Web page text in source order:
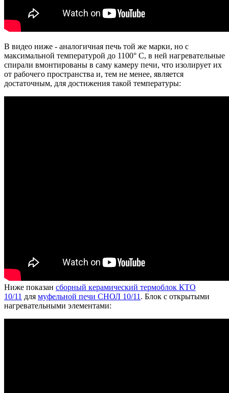
В видео ниже - аналогичная печь той же марки, но с
максимальной температурой до 1100° C, в ней нагревательные
спирали вмонтированы в саму камеру печи, что изолирует их
от рабочего пространства и, тем не менее, является
достаточным, для достижения такой температуры:
Ниже показан сборный керамический термоблок КТО
10/11 для муфельной печи СНОЛ 10/11 . Блок с открытыми
нагревательными элементами: